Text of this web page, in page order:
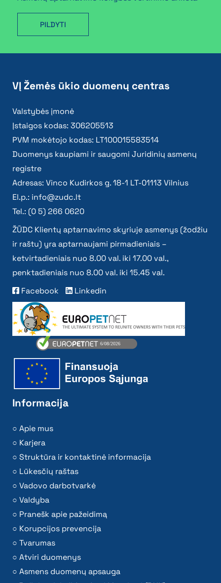
PILDYTI
VĮ Žemės ūkio duomenų centras
Valstybės įmonė
Įstaigos kodas: 306205513
PVM mokėtojo kodas: LT100015583514
Duomenys kaupiami ir saugomi Juridinių asmenų
registre
Adresas: Vinco Kudirkos g. 18-1 LT-01113 Vilnius
El.p.: info@zudc.lt
Tel.: (0 5) 266 0620
ŽŪDC Klientų aptarnavimo skyriuje asmenys (žodžiu
ir raštu) yra aptarnaujami pirmadieniais –
ketvirtadieniais nuo 8.00 val. iki 17.00 val.,
penktadieniais nuo 8.00 val. iki 15.45 val.
Facebook
Linkedin
Informacija
Apie mus
Karjera
Struktūra ir kontaktinė informacija
Lūkesčių raštas
Vadovo darbotvarkė
Valdyba
Pranešk apie pažeidimą
Korupcijos prevencija
Tvarumas
Atviri duomenys
Asmens duomenų apsauga